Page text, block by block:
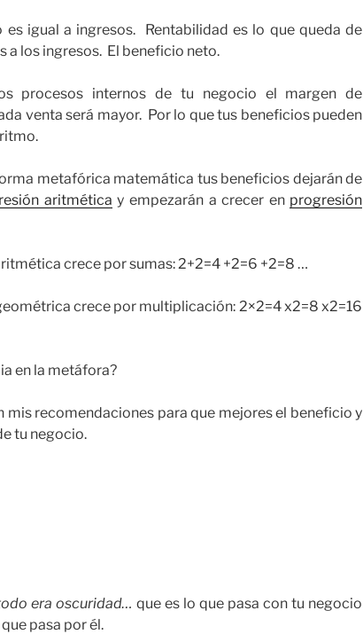
es igual a ingresos. Rentabilidad es lo que queda de
a los ingresos. El beneficio neto.
procesos internos de tu negocio el margen de
venta será mayor. Por lo que tus beneficios pueden
metafórica matemática tus beneficios dejarán de
aritmética y empezarán a crecer en progresión
crece por sumas: 2+2=4 +2=6 +2=8 …
crece por multiplicación: 2×2=4 x2=8 x2=16
en la metáfora?
mis recomendaciones para que mejores el beneficio y
tu negocio.
era oscuridad… que es lo que pasa con tu negocio
pasa por él.